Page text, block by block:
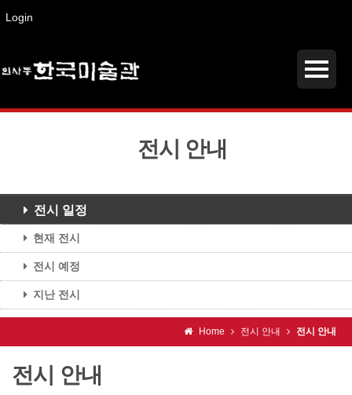
Login
전시 안내
전시 일정
현재 전시
전시 예정
지난 전시
Home 전시 안내 전시 안내
전시 안내